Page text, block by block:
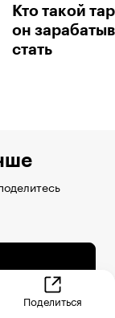
Кто такой
он
стать
Поделиться